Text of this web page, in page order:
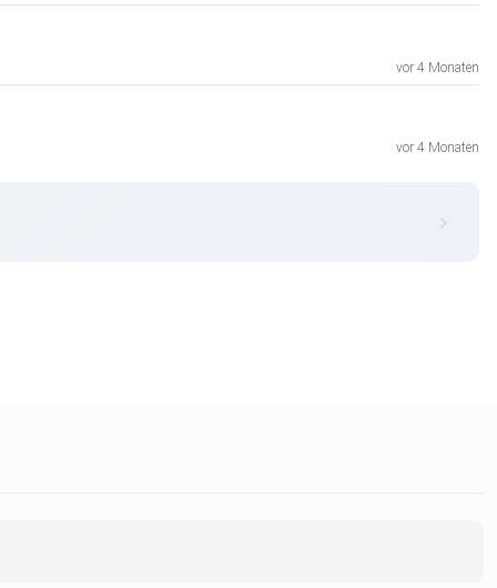
vor 4 Monaten
vor 4 Monaten